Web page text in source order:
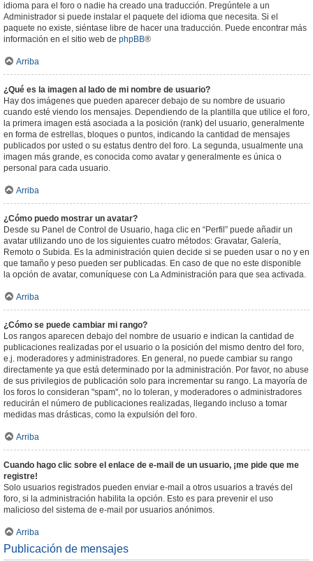
idioma para el foro o nadie ha creado una traducción. Pregúntele a un
Administrador si puede instalar el paquete del idioma que necesita. Si el
paquete no existe, siéntase libre de hacer una traducción. Puede encontrar más
información en el sitio web de phpBB®
Arriba
¿Qué es la imagen al lado de mi nombre de usuario?
Hay dos imágenes que pueden aparecer debajo de su nombre de usuario
cuando esté viendo los mensajes. Dependiendo de la plantilla que utilice el foro,
la primera imagen está asociada a la posición (rank) del usuario, generalmente
en forma de estrellas, bloques o puntos, indicando la cantidad de mensajes
publicados por usted o su estatus dentro del foro. La segunda, usualmente una
imagen más grande, es conocida como avatar y generalmente es única o
personal para cada usuario.
Arriba
¿Cómo puedo mostrar un avatar?
Desde su Panel de Control de Usuario, haga clic en “Perfil” puede añadir un
avatar utilizando uno de los siguientes cuatro métodos: Gravatar, Galería,
Remoto o Subida. Es la administración quien decide si se pueden usar o no y en
que tamaño y peso pueden ser publicadas. En caso de que no este disponible
la opción de avatar, comuníquese con La Administración para que sea activada.
Arriba
¿Cómo se puede cambiar mi rango?
Los rangos aparecen debajo del nombre de usuario e indican la cantidad de
publicaciones realizadas por el usuario o la posición del mismo dentro del foro,
e.j. moderadores y administradores. En general, no puede cambiar su rango
directamente ya que está determinado por la administración. Por favor, no abuse
de sus privilegios de publicación solo para incrementar su rango. La mayoría de
los foros lo consideran "spam", no lo toleran, y moderadores o administradores
reducirán el número de publicaciones realizadas, llegando incluso a tomar
medidas mas drásticas, como la expulsión del foro.
Arriba
Cuando hago clic sobre el enlace de e-mail de un usuario, ¡me pide que me
registre!
Solo usuarios registrados pueden enviar e-mail a otros usuarios a través del
foro, si la administración habilita la opción. Esto es para prevenir el uso
malicioso del sistema de e-mail por usuarios anónimos.
Arriba
Publicación de mensajes